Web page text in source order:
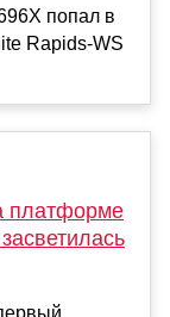
попал в
Rapids-WS
платформе